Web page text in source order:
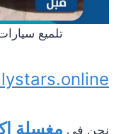
تلميع
نحن في مغسلة